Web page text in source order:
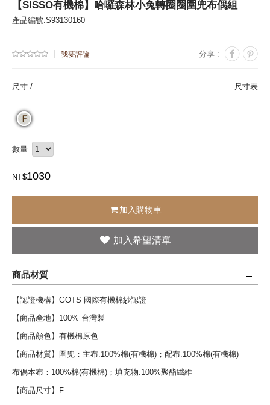
【SISSO有機棉】哈囉森林小兔轉圈圈圍兜布偶組
產品編號:S93130160
我要評論 分享 :
尺寸 / 尺寸表
數量
NT$1030
加入購物車
商品材質
【認證機構】GOTS 國際有機棉紗認證
【商品產地】100% 台灣製
【商品顏色】有機棉原色
【商品材質】圍兜：主布:100%棉(有機棉)；配布:100%棉(有機棉)
布偶本布：100%棉(有機棉)；填充物:100%聚酯纖維
【商品尺寸】F